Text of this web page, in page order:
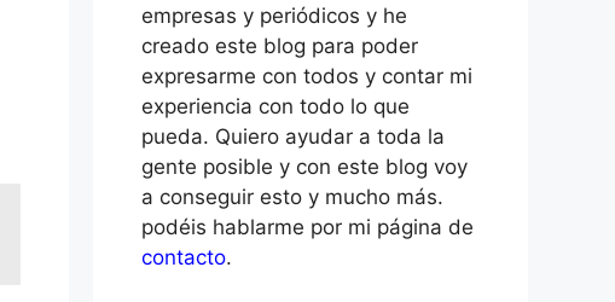
empresas y periódicos y he
creado este blog para poder
expresarme con todos y contar mi
experiencia con todo lo que
pueda. Quiero ayudar a toda la
gente posible y con este blog voy
a conseguir esto y mucho más.
podéis hablarme por mi página de
contacto.